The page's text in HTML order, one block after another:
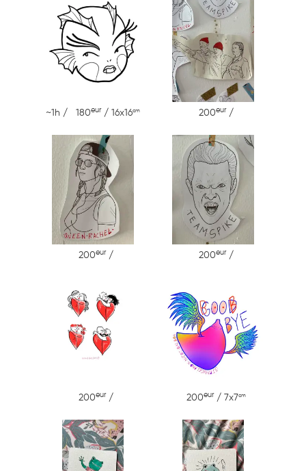
~1h / 180eur / 16x16cm 200eur /
200eur / 200eur /
200eur / 200eur / 7x7cm